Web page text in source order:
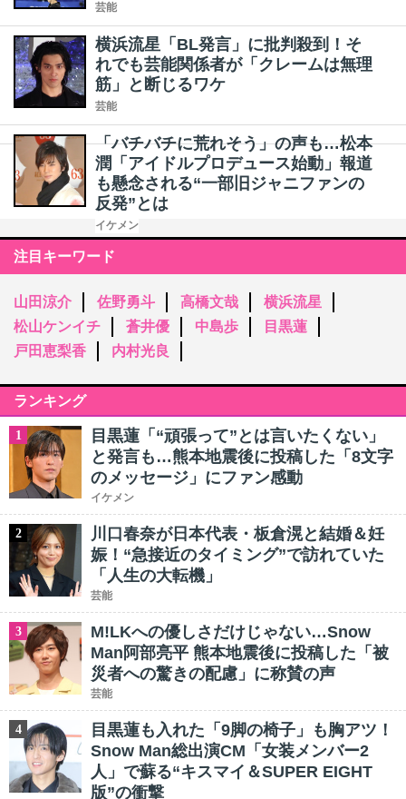
芸能
横浜流星「BL発言」に批判殺到！そ
れでも芸能関係者が「クレームは無理
筋」と断じるワケ
芸能
「バチバチに荒れそう」の声も…松本
潤「アイドルプロデュース始動」報道
も懸念される“一部旧ジャニファンの
反発”とは
イケメン
注目キーワード
山田涼介 佐野勇斗 高橋文哉
横浜流星
松山ケンイチ
蒼井優 中島歩
目黒蓮
戸田恵梨香
内村光良
ランキング
1
目黒蓮「“頑張って”とは言いたくない」
と発言も…熊本地震後に投稿した「8文字
のメッセージ」にファン感動
イケメン
2
川口春奈が日本代表・板倉滉と結婚＆妊
娠！“急接近のタイミング”で訪れていた
「人生の大転機」
芸能
3
M!LKへの優しさだけじゃない…Snow
Man阿部亮平 熊本地震後に投稿した「被
災者への驚きの配慮」に称賛の声
芸能
4
目黒蓮も入れた「9脚の椅子」も胸アツ！
Snow Man総出演CM「女装メンバー2
人」で蘇る“キスマイ＆SUPER EIGHT
版”の衝撃